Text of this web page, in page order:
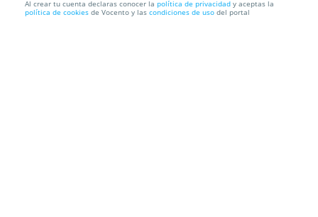
STUDIO x CLEMENTE / G.ZAMORA / M.E.M.O. /
Al crear tu cuenta declaras conocer la política de privacidad y aceptas la
política de cookies de Vocento y las condiciones de uso del portal